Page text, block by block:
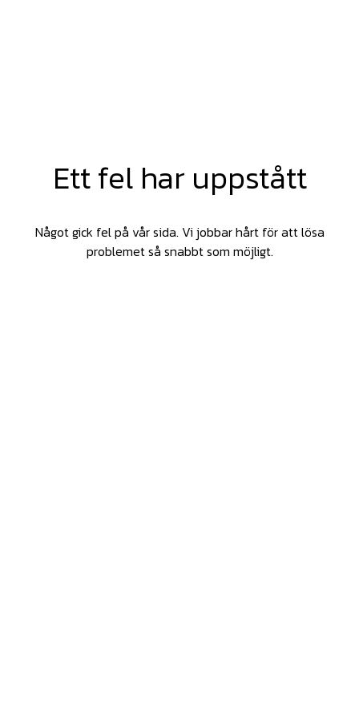
Ett fel har uppstått
Något gick fel på vår sida. Vi jobbar hårt för att lösa
problemet så snabbt som möjligt.